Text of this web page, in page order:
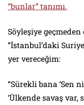
“bunlar” tanımı.
Söyleşiye geçmeden
“İstanbul’daki
yer vereceğim:
“Sürekli bana ‘Sen
‘Ülkende savaş var,